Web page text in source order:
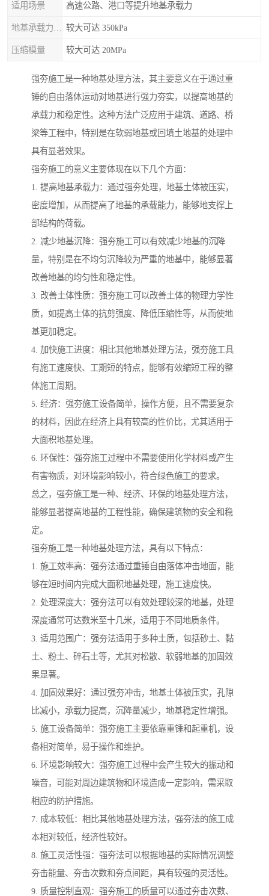
适用场景 高速公路、港口等提升地基承载力
较大可达 350kPa
压缩模量 较大可达 20MPa
强夯施工是一种地基处理方法，其主要意义在于通过重
锤的自由落体运动对地基进行强力夯实，以提高地基的
承载力和稳定性。这种方法广泛应用于建筑、道路、桥
梁等工程中，特别是在软弱地基或回填土地基的处理中
具有显著效果。
强夯施工的意义主要体现在以下几个方面：
1. 提高地基承载力：通过强夯处理，地基土体被压实，
密度增加，从而提高了地基的承载能力，能够地支撑上
部结构的荷载。
2. 减少地基沉降：强夯施工可以有效减少地基的沉降
量，特别是在不均匀沉降较为严重的地基中，能够显著
改善地基的均匀性和稳定性。
3. 改善土体性质：强夯施工可以改善土体的物理力学性
质，如提高土体的抗剪强度、降低压缩性等，从而使地
基更加稳定。
4. 加快施工进度：相比其他地基处理方法，强夯施工具
有施工速度快、工期短的特点，能够有效缩短工程的整
体施工周期。
5. 经济：强夯施工设备简单，操作方便，且不需要复杂
的材料，因此在经济上具有较高的性价比，尤其适用于
大面积地基处理。
6. 环保性：强夯施工过程中不需要使用化学材料或产生
有害物质，对环境影响较小，符合绿色施工的要求。
总之，强夯施工是一种、经济、环保的地基处理方法，
能够显著提高地基的工程性能，确保建筑物的安全和稳
定。
强夯施工是一种地基处理方法，具有以下特点：
1. 施工效率高：强夯法通过重锤自由落体冲击地面，能
够在短时间内完成大面积地基处理，施工速度快。
2. 处理深度大：强夯法可以有效处理较深的地基，处理
深度通常可达数米至十几米，适用于不同地质条件。
3. 适用范围广：强夯法适用于多种土质，包括砂土、黏
土、粉土、碎石土等，尤其对松散、软弱地基的加固效
果显著。
4. 加固效果好：通过强夯冲击，地基土体被压实，孔隙
比减小，承载力提高，沉降量减少，地基稳定性增强。
5. 施工设备简单：强夯施工主要依靠重锤和起重机，设
备相对简单，易于操作和维护。
6. 环境影响较大：强夯施工过程中会产生较大的振动和
噪音，可能对周边建筑物和环境造成一定影响，需采取
相应的防护措施。
7. 成本较低：相比其他地基处理方法，强夯法的施工成
本相对较低，经济性较好。
8. 施工灵活性强：强夯法可以根据地基的实际情况调整
夯击能量、夯击次数和夯点间距，具有较强的灵活性。
9. 质量控制直观：强夯施工的质量可以通过夯击次数、